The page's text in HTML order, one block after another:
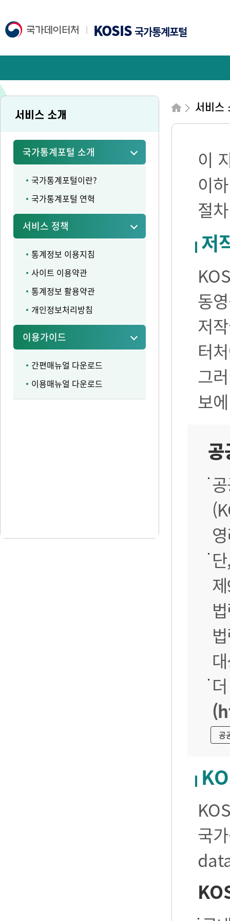
KOSIS국가통계포털
서비스 소개
국가통계포털 소개
국가통계포털이란?
국가통계포털 연혁
서비스 정책
통계정보 이용지침
사이트 이용약관
통계정보 활용약관
개인정보처리방침
이용가이드
간편매뉴얼 다운로드
이용매뉴얼 다운로드
서비스
이
이
절
저
동
저
터
그
보
공
국